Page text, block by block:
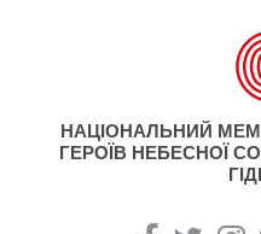
НАЦІОНАЛЬНИЙ
ГЕРОЇВ НЕБЕСНОЇ